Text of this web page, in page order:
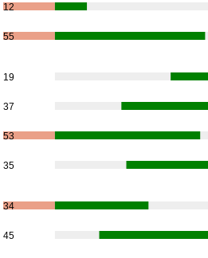
12
55
19
37
53
35
34
45